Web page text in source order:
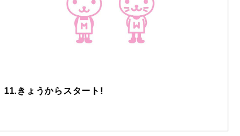
11.きょうからスタート!